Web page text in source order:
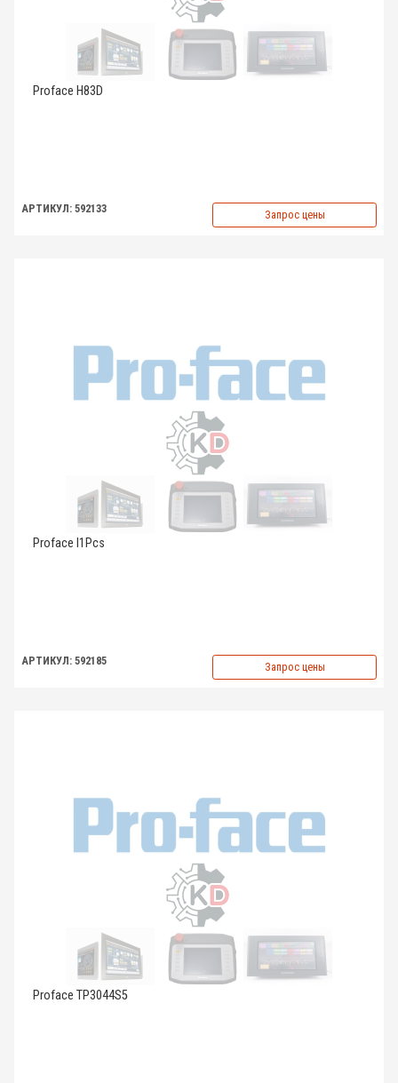
Proface H83D
АРТИКУЛ: 592133 Запрос цены
Proface I1Pcs
АРТИКУЛ: 592185 Запрос цены
Proface TP3044S5